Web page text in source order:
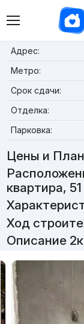
Адрес:
Метро:
Срок сдачи:
Отделка:
Парковка:
Цены и
квартира,
Ход
Описание